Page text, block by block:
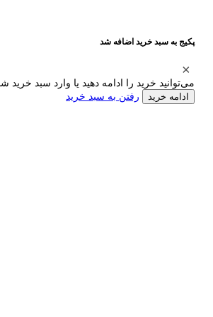
پکیج به سبد خرید اضافه شد
می‌توانید خرید را ادامه دهید یا وارد سبد خرید
ادامه خرید رفتن به سبد خرید